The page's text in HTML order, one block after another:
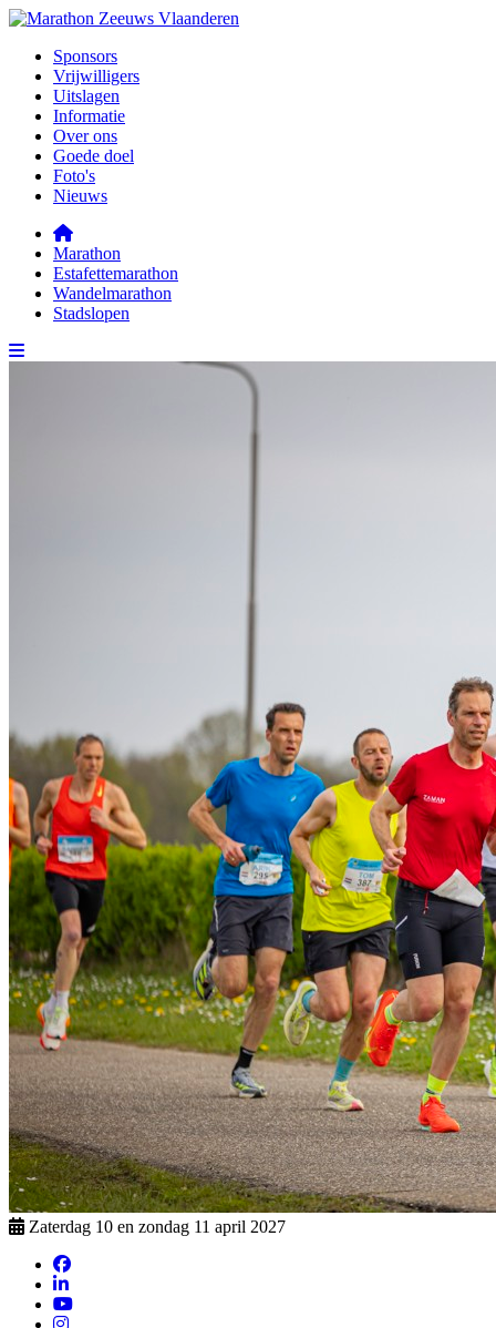
Sponsors
Vrijwilligers
Uitslagen
Informatie
Over ons
Goede doel
Foto's
Nieuws
Marathon
Estafettemarathon
Wandelmarathon
Stadslopen
Zaterdag 10 en zondag 11 april 2027